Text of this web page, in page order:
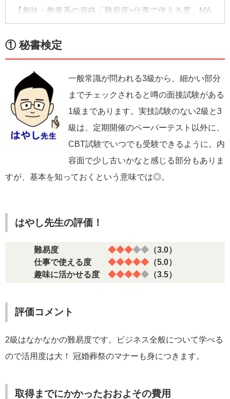
【趣味・教養系の資格「難易度×仕事で使える度」MA
【子どもにおススメの資格「難易度×適年齢」MAP
① 秘書検定
一般常識が問われる3級から、細かい部分
までチェックされると噂の面接試験がある
1級まであります。実技試験のない2級と3
級は、定期開催のペーパーテスト以外に、
CBT試験でいつでも受験できるように。内
容面で少し古いかなと感じる部分もありま
すが、基本を知っておくという意味では◎。
はやし先生の評価！
難易度 ◆◆◆◆◆ （3.0）
仕事で使える度 ◆◆◆◆◆ （5.0）
趣味に活かせる度 ◆◆◆◆◆ （3.5）
評価コメント
2級はなかなかの難易度です。ビジネス全般について学べる
ので活用度は大！ 冠婚葬祭のマナーも身につきます。
取得までにかかったおおよその費用